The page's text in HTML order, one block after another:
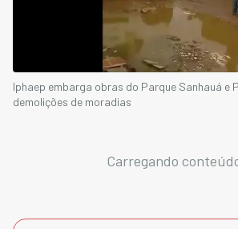
Iphaep embarga obras do Parque Sanhauá e
demolições de moradias
Carregando